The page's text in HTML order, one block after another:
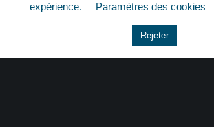
expérience.
Paramètres des cookies
Rejeter